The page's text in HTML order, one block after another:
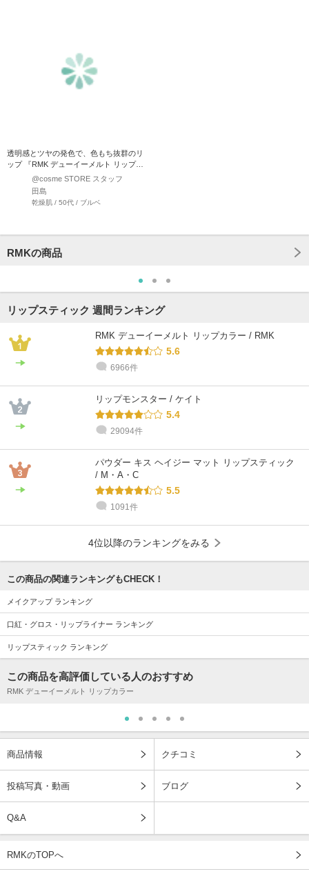
透明感とツヤの発色で、色もち抜群のリ
ップ 『RMK デューイーメルト リップカ
ラー』 唇の温度…
@cosme STORE スタッフ
田島
乾燥肌 / 50代 / ブルベ
RMKの商品
リップスティック 週間ランキング
RMK デューイーメルト リップカラー / RMK
5.6
6966件
リップモンスター / ケイト
5.4
29094件
パウダー キス ヘイジー マット リップスティック
/ M・A・C
5.5
1091件
4位以降のランキングをみる
この商品の関連ランキングもCHECK！
メイクアップ ランキング
口紅・グロス・リップライナー ランキング
リップスティック ランキング
この商品を高評価している人のおすすめ
RMK デューイーメルト リップカラー
商品情報 クチコミ
投稿写真・動画 ブログ
Q&A
RMKのTOPへ